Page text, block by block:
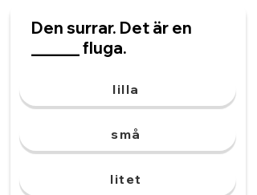
Den surrar. Det är en
______ fluga.
lilla
små
litet